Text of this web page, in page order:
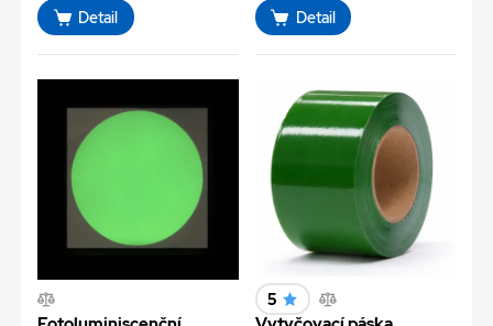
Detail Detail
5